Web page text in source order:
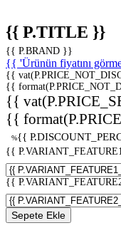
{{ P.TITLE }}
{{ P.BRAND }}
{{ 'Ürünün fiyatını
{{
{{
{{
{{
%{{
{{
{{
Sepete Ekle